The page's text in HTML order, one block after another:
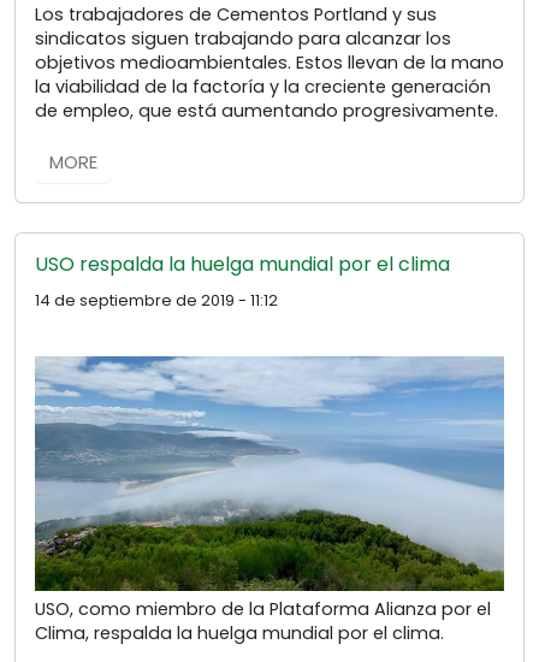
Los trabajadores de Cementos Portland y sus
sindicatos siguen trabajando para alcanzar los
objetivos medioambientales. Estos llevan de la mano
la viabilidad de la factoría y la creciente generación
de empleo, que está aumentando progresivamente.
MORE
USO respalda la huelga mundial por el clima
14 de septiembre de 2019 - 11:12
USO, como miembro de la Plataforma Alianza por el
Clima, respalda la huelga mundial por el clima.